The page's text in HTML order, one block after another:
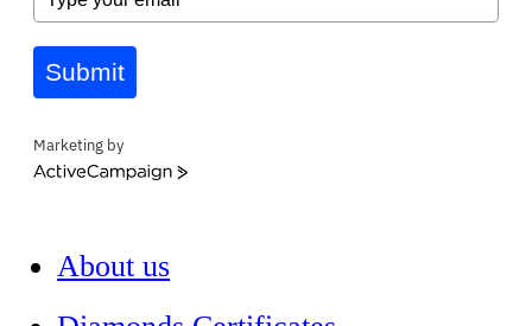
Submit
Marketing by
ActiveCampaign
About us